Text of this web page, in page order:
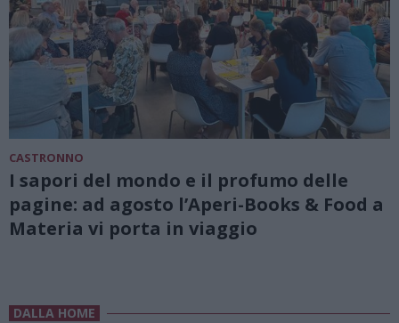
CASTRONNO
I sapori del mondo e il profumo delle
pagine: ad agosto l’Aperi-Books & Food a
Materia vi porta in viaggio
DALLA HOME